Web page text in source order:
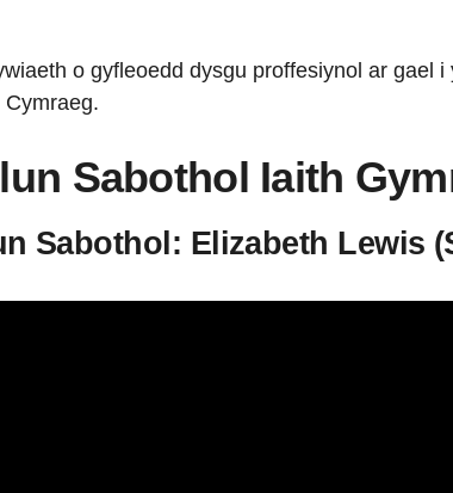
o gyfleoedd dysgu proffesiynol ar gael i
Sabothol Iaith
Sabothol: Elizabeth Lewis